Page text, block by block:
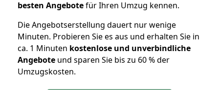
besten Angebotefür Ihren Umzug kennen.
Die Angebotserstellung dauert nur wenige
Minuten. Probieren Sie es aus und erhalten Sie in
ca. 1 Minuten kostenlose und unverbindliche
Angebote und sparen Sie bis zu 60 % der
Umzugskosten.